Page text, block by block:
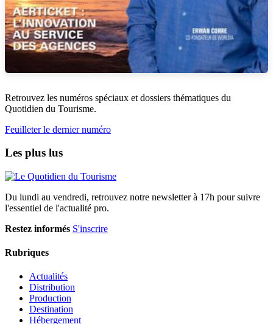
Retrouvez les numéros spéciaux et dossiers thématiques du
Quotidien du Tourisme.
Feuilleter le dernier numéro
Les plus lus
Du lundi au vendredi, retrouvez notre newsletter à 17h pour suivre
l'essentiel de l'actualité pro.
Restez informés S'inscrire
Rubriques
Actualités
Distribution
Production
Destination
Hébergement